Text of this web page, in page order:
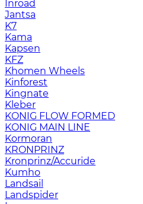
Inroad
Jantsa
K7
Kama
Kapsen
KFZ
Khomen Wheels
Kinforest
Kingnate
Kleber
KONIG FLOW FORMED
KONIG MAIN LINE
Kormoran
KRONPRINZ
Kronprinz/Accuride
Kumho
Landsail
Landspider